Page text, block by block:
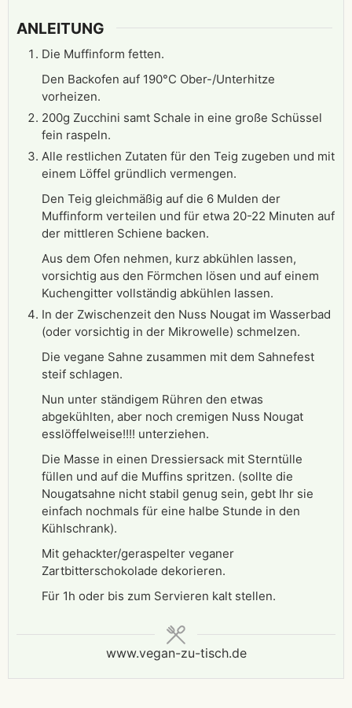
ANLEITUNG
Die Muffinform fetten.
Den Backofen auf 190°C Ober-/Unterhitze
vorheizen.
200g Zucchini samt Schale in eine große Schüssel
fein raspeln.
Alle restlichen Zutaten für den Teig zugeben und mit
einem Löffel gründlich vermengen.
Den Teig gleichmäßig auf die 6 Mulden der
Muffinform verteilen und für etwa 20-22 Minuten auf
der mittleren Schiene backen.
Aus dem Ofen nehmen, kurz abkühlen lassen,
vorsichtig aus den Förmchen lösen und auf einem
Kuchengitter vollständig abkühlen lassen.
In der Zwischenzeit den Nuss Nougat im Wasserbad
(oder vorsichtig in der Mikrowelle) schmelzen.
Die vegane Sahne zusammen mit dem Sahnefest
steif schlagen.
Nun unter ständigem Rühren den etwas
abgekühlten, aber noch cremigen Nuss Nougat
esslöffelweise!!!! unterziehen.
Die Masse in einen Dressiersack mit Sterntülle
füllen und auf die Muffins spritzen. (sollte die
Nougatsahne nicht stabil genug sein, gebt Ihr sie
einfach nochmals für eine halbe Stunde in den
Kühlschrank).
Mit gehackter/geraspelter veganer
Zartbitterschokolade dekorieren.
Für 1h oder bis zum Servieren kalt stellen.
www.vegan-zu-tisch.de